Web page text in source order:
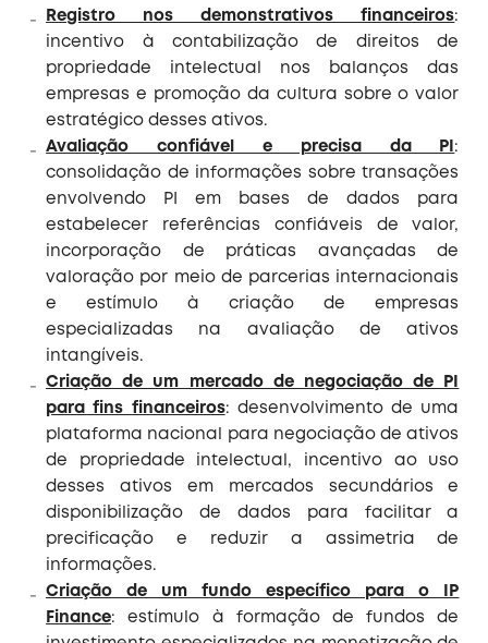
Registro nos demonstrativos financeiros:
incentivo à contabilização de direitos de
propriedade intelectual nos balanços das
empresas e promoção da cultura sobre o valor
estratégico desses ativos.
Avaliação confiável e precisa da PI :
consolidação de informações sobre transações
envolvendo PI em bases de dados para
estabelecer referências confiáveis de valor,
incorporação de práticas avançadas de
valoração por meio de parcerias internacionais
e estímulo à criação de empresas
especializadas na avaliação de ativos
intangíveis.
Criação de um mercado de negociação de PI
para fins financeiros: desenvolvimento de uma
plataforma nacional para negociação de ativos
de propriedade intelectual, incentivo ao uso
desses ativos em mercados secundários e
disponibilização de dados para facilitar a
precificação e reduzir a assimetria de
informações.
Criação de um fundo específico para o IP
Finance: estímulo à formação de fundos de